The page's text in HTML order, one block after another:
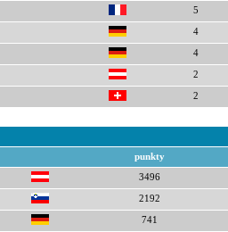
5
4
4
2
2
punkty
3496
2192
741